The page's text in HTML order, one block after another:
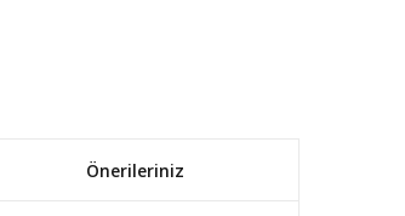
Önerileriniz